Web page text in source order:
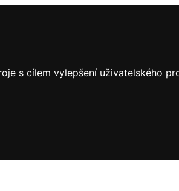
s cílem vylepšení uživatelského